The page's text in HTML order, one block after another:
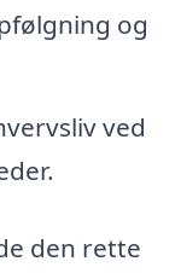
og
ved
den rette